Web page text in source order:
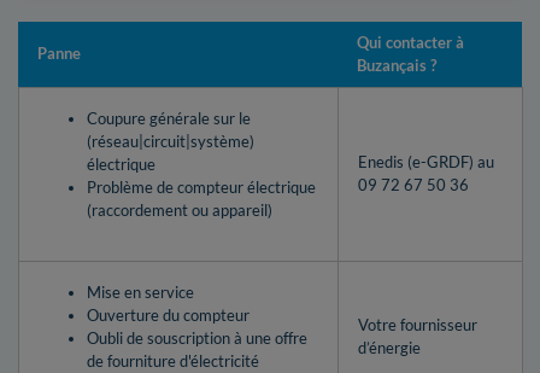
Panne
Qui contacter à
Buzançais ?
Coupure générale sur le
(réseau|circuit|système)
électrique
Problème de compteur électrique
(raccordement ou appareil)
Enedis (e-GRDF) au
09 72 67 50 36
Mise en service
Ouverture du compteur
Oubli de souscription à une offre
de fourniture d'électricité
Votre fournisseur
d’énergie